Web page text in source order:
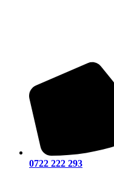
0722 222 293